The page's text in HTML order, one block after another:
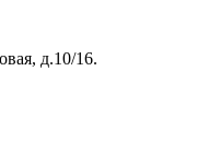
д.10/16.